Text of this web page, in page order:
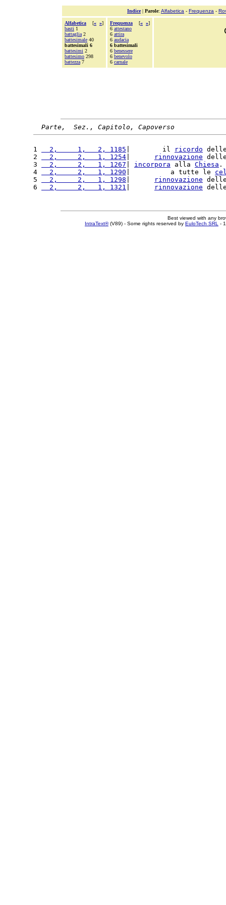
Indice| Parole: Alfabetica - Frequenza -
Alfabetica [« »]
basti 1
battaglia 2
battesimale 40
battesimali 6
battesimi 2
battesimo 298
battezza 7
Frequenza [« »]
6 attestano
6 attira
6 audacia
6 battesimali
6 benessere
6 benevolo
6 carnale
Parte,  Sez., Capitolo, Capoverso
1
  2,     1,   2, 1185
|        il ricordo
2
  2,     2,   1, 1254
rinnovazione
3
  2,     2,   1, 1267
incorpora alla Chiesa .
4
  2,     2,   1, 1290
|          a tutte le
5
  2,     2,   1, 1298
rinnovazione
6
  2,     2,   1, 1321
rinnovazione
Best viewed with any
IntraText®(V89) - Some rights reserved by EuloTech SRL -